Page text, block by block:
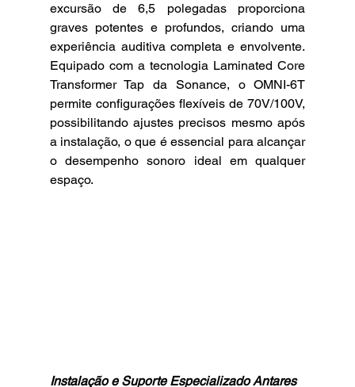
excursão de 6,5 polegadas proporciona
graves potentes e profundos, criando uma
experiência auditiva completa e envolvente.
Equipado com a tecnologia Laminated Core
Transformer Tap da Sonance, o OMNI-6T
permite configurações flexíveis de 70V/100V,
possibilitando ajustes precisos mesmo após
a instalação, o que é essencial para alcançar
o desempenho sonoro ideal em qualquer
espaço.
Instalação e Suporte Especializado Antares